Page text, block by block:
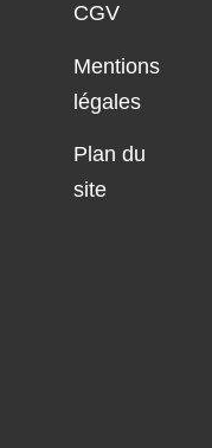
CGV
Mentions
légales
Plan du
site